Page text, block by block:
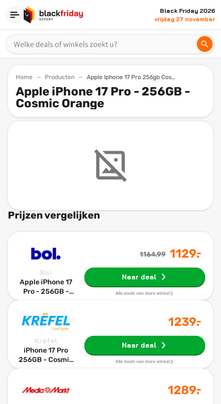
Black Friday 2026
vrijdag 27 november
Home Producten Apple Iphone 17 Pro 256gb Cosmic Orange
Apple iPhone 17 Pro - 256GB -
Cosmic Orange
Prijzen vergelijken
Bol
Apple iPhone 17
Pro - 256GB -
1164.99 1129.
-
Naar deal
Alle deals van deze winkel
Krëfel
iPhone 17 Pro
256GB - Cosmic
1239.
-
Naar deal
Alle deals van deze winkel
1289.
-